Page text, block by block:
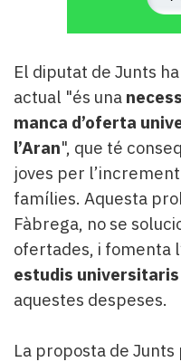
El diputat de Junts
actual "és una
manca d’oferta
l’Aran", que té
joves per
famílies. Aquesta
Fàbrega, no se
ofertades, i fomenta
estudis universitaris
aquestes despeses.
La proposta de